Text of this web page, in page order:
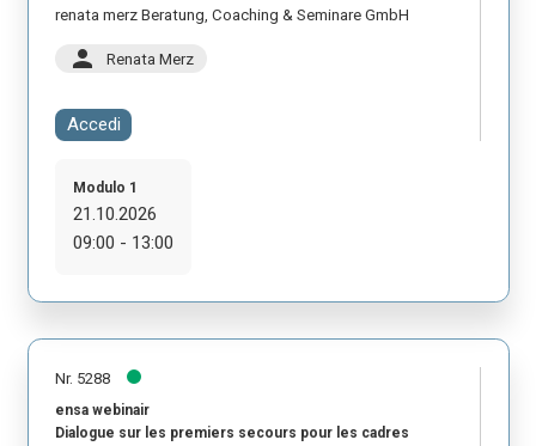
renata merz Beratung, Coaching & Seminare GmbH
person Renata Merz
Accedi
Modulo 1
21.10.2026
09:00 - 13:00
Nr. 5288
ensa webinair
Dialogue sur les premiers secours pour les cadres